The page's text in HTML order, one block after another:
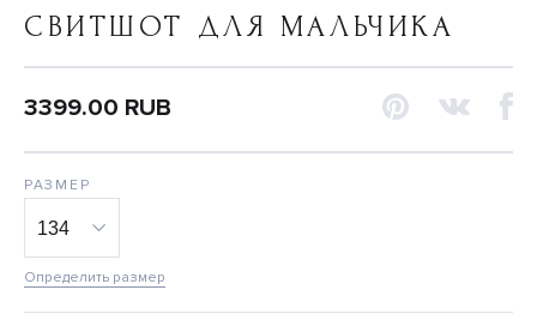
СВИТШОТ ДЛЯ МАЛЬЧИКА
3399.00 RUB
РАЗМЕР
Определить размер